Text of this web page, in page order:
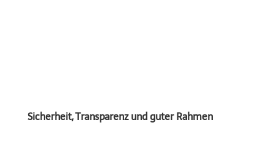
Sicherheit, Transparenz und guter Rahmen